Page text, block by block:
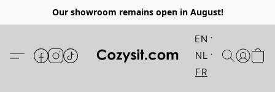
Our showroom remains open in August!
EN
NL
FR